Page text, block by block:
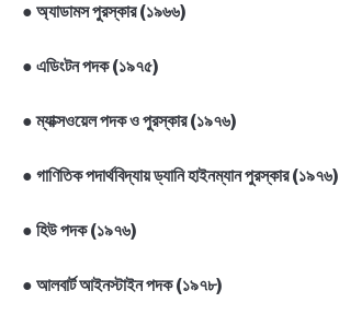
● অ্যাডামস পুরস্কার (১৯৬৬)
● এডিংটন পদক (১৯৭৫)
●ম্যাক্সওয়েল পদক ও পুরস্কার (১৯৭৬)
● গাণিতিক পদার্থবিদ্যায় ড্যানি হাইনম্যান পুরস্কার (১৯৭৬)
● হিউ পদক (১৯৭৬)
● আলবার্ট আইনস্টাইন পদক (১৯৭৮)